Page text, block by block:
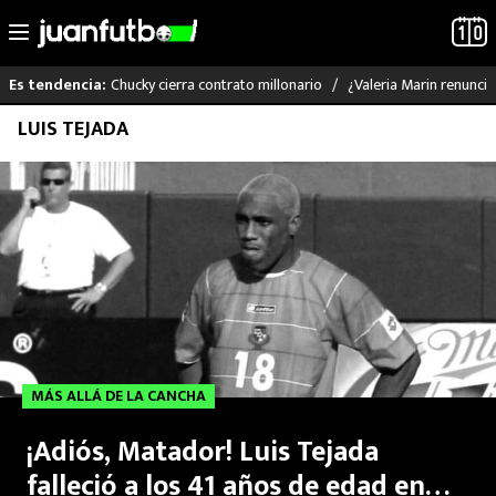
Saltar
contenido
Es tendencia: Chucky cierra contrato millonario ¿Valeria Marin
LO ÚLTIMO
LIGA MX
RAYADOS
PUMAS
ATLANTE
SELECCIÓN MEXICANA
FUTBOL INTERNACIONAL
LUIS TEJADA
MÁS ALLÁ DE LA CANCHA
¡Adiós, Matador! Luis Tejada
falleció a los 41 años de edad en